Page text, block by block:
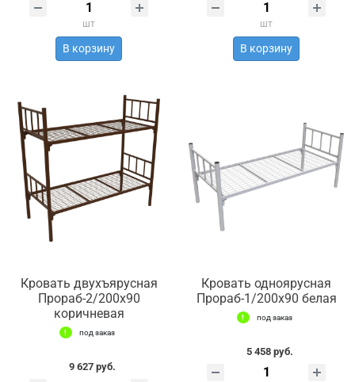
шт
В корзину
шт
В корзину
Кровать двухъярусная
Прораб-2/200х90
коричневая
под заказ
9 627 руб.
Кровать одноярусная
Прораб-1/200х90 белая
под заказ
5 458 руб.